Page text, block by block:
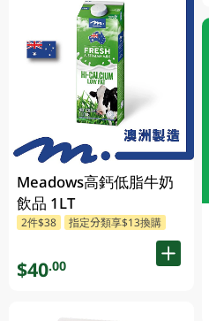
Meadows高鈣低脂牛奶
飲品 1LT
2件$38 指定分類享$13換購
$40.00